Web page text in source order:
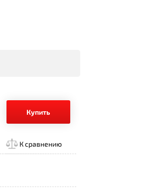
Купить
К сравнению